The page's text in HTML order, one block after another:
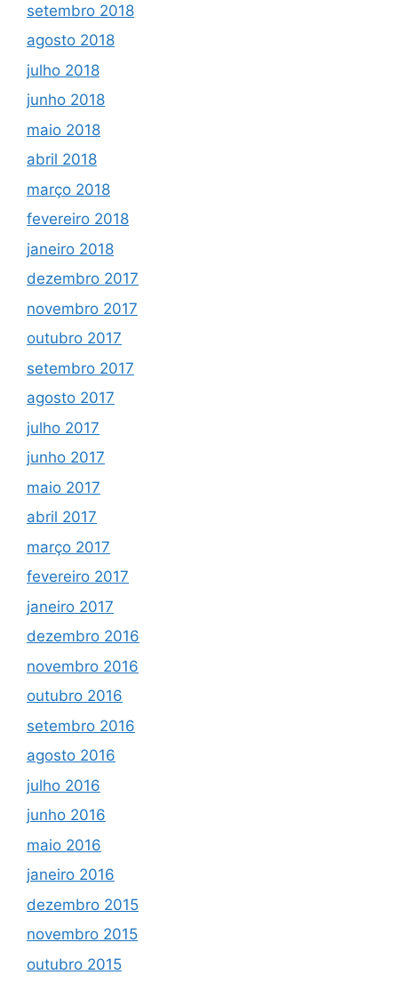
setembro 2018
agosto 2018
julho 2018
junho 2018
maio 2018
abril 2018
março 2018
fevereiro 2018
janeiro 2018
dezembro 2017
novembro 2017
outubro 2017
setembro 2017
agosto 2017
julho 2017
junho 2017
maio 2017
abril 2017
março 2017
fevereiro 2017
janeiro 2017
dezembro 2016
novembro 2016
outubro 2016
setembro 2016
agosto 2016
julho 2016
junho 2016
maio 2016
janeiro 2016
dezembro 2015
novembro 2015
outubro 2015